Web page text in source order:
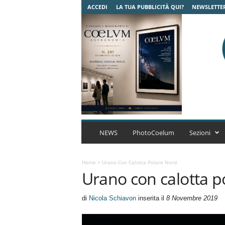
ACCEDI LA TUA PUBBLICITÀ QUI?
C
A
r
NEWS PhotoCoelum Sezioni
Home > Urano Con Calotta Polare Nord
Urano con calotta
di Nicola Schiavoninserita il 8 Novembre 2019